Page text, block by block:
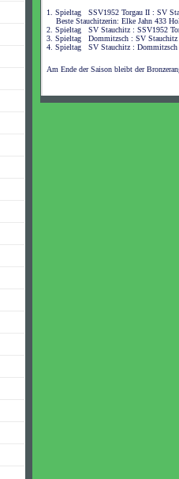
1. Spieltag SSV1952 Torgau II : SV
Beste Stauchitzerin: Elke Jahn 433
2. Spieltag SV Stauchitz : SSV1952
3. Spieltag Dommitzsch : SV
4. Spieltag SV Stauchitz : Dommitzsch
Am Ende der Saison bleibt der